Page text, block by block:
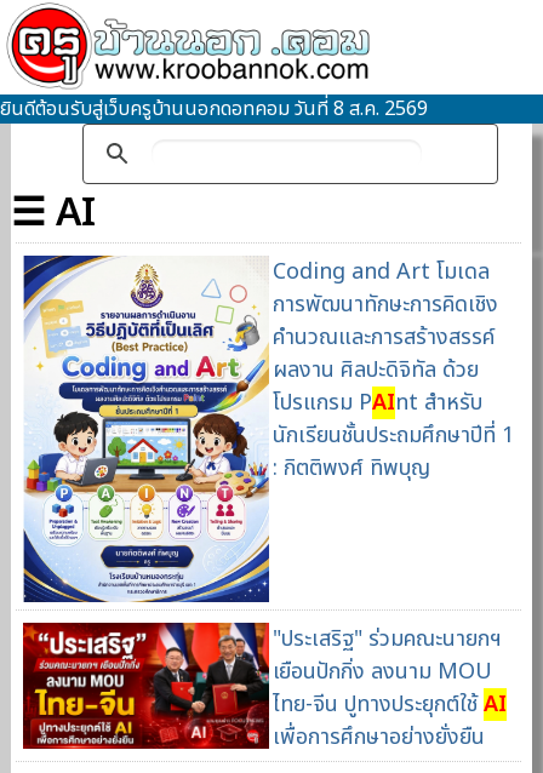
ยินดีต้อนรับสู่เว็บครูบ้านนอกดอทคอม วันที่ 8 ส.ค. 2569
☰ AI
Coding and Art โมเดล
การพัฒนาทักษะการคิดเชิง
คำนวณและการสร้างสรรค์
ผลงาน ศิลปะดิจิทัล ด้วย
โปรแกรม PAInt สำหรับ
นักเรียนชั้นประถมศึกษาปีที่ 1
: กิตติพงศ์ ทิพบุญ
"ประเสริฐ" ร่วมคณะนายกฯ
เยือนปักกิ่ง ลงนาม MOU
ไทย-จีน ปูทางประยุกต์ใช้AI
เพื่อการศึกษาอย่างยั่งยืน